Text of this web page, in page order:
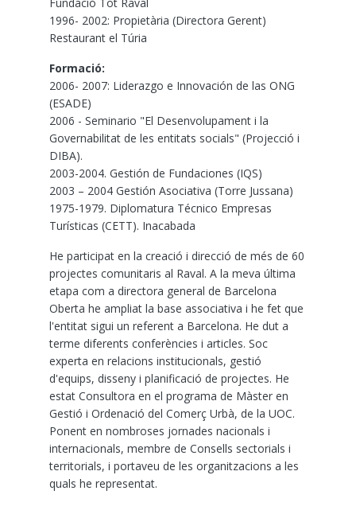
1996- 2002: Propietària (Directora Gerent)
Restaurant el Túria
Formació:
2006- 2007: Liderazgo e Innovación de las ONG
(ESADE)
2006 - Seminario "El Desenvolupament i la
Governabilitat de les entitats socials" (Projecció i
DIBA).
2003-2004. Gestión de Fundaciones (IQS)
2003 – 2004 Gestión Asociativa (Torre Jussana)
1975-1979. Diplomatura Técnico Empresas
Turísticas (CETT). Inacabada
He participat en la creació i direcció de més de 60
projectes comunitaris al Raval. A la meva última
etapa com a directora general de Barcelona
Oberta he ampliat la base associativa i he fet que
l'entitat sigui un referent a Barcelona. He dut a
terme diferents conferències i articles. Soc
experta en relacions institucionals, gestió
d'equips, disseny i planificació de projectes. He
estat Consultora en el programa de Màster en
Gestió i Ordenació del Comerç Urbà, de la UOC.
Ponent en nombroses jornades nacionals i
internacionals, membre de Consells sectorials i
territorials, i portaveu de les organitzacions a les
quals he representat.